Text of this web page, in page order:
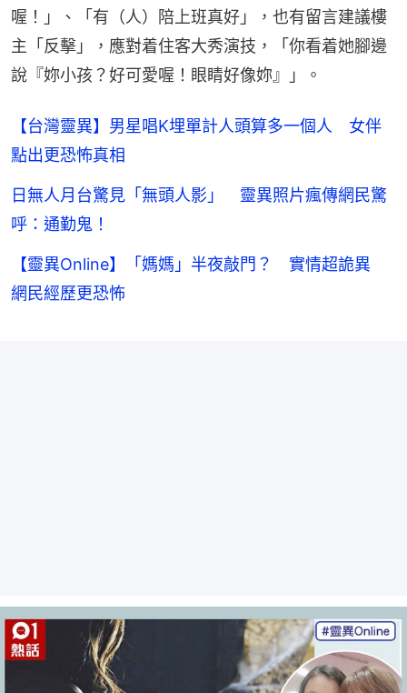
喔！」、「有（人）陪上班真好」，也有留言建議樓
主「反擊」，應對着住客大秀演技，「你看着她腳邊
說『妳小孩？好可愛喔！眼睛好像妳』」。
【台灣靈異】男星唱K埋單計人頭算多一個人 女伴
點出更恐怖真相
日無人月台驚見「無頭人影」 靈異照片瘋傳網民驚
呼：通勤鬼！
【靈異Online】「媽媽」半夜敲門？ 實情超詭異
網民經歷更恐怖